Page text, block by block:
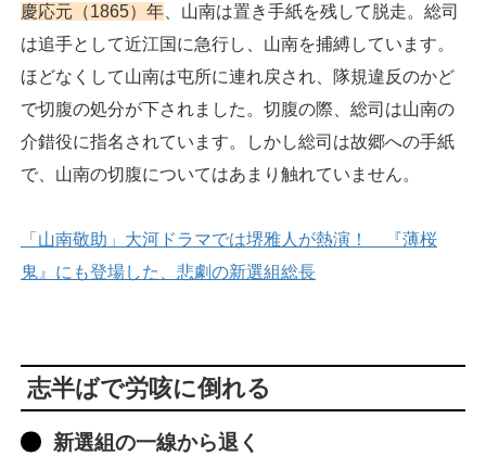
慶応元（1865）年 、山南は置き手紙を残して脱走。総司
は追手として近江国に急行し、山南を捕縛しています。
ほどなくして山南は屯所に連れ戻され、隊規違反のかど
で切腹の処分が下されました。切腹の際、総司は山南の
介錯役に指名されています。しかし総司は故郷への手紙
で、山南の切腹についてはあまり触れていません。
「山南敬助」大河ドラマでは堺雅人が熱演！ 『薄桜
鬼』にも登場した、悲劇の新選組総長
志半ばで労咳に倒れる
新選組の一線から退く